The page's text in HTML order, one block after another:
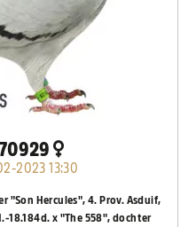
2023 13:30
"Son Hercules", 4. Prov. Asduif,
18.184d. x "The 558", dochter